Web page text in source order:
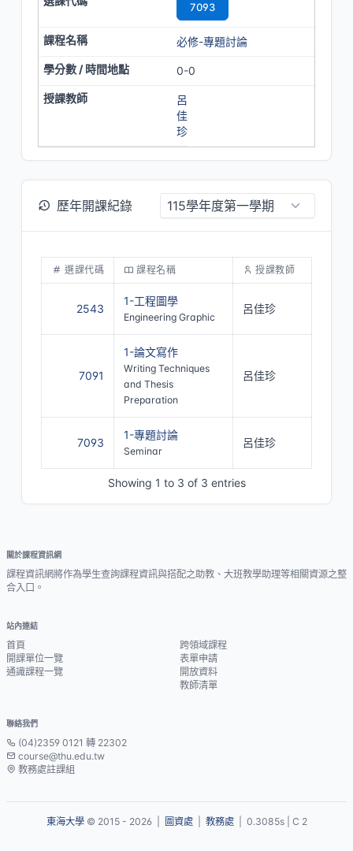
7093
必修-專題討論
0-0
呂
佳
珍
歷年開課紀錄
選課代碼 課程名稱 授課教師
2543
1-工程圖學
Engineering Graphic
呂佳珍
7091
1-論文寫作
Writing Techniques
and Thesis
Preparation
呂佳珍
7093
1-專題討論
Seminar
呂佳珍
Showing 1 to 3 of 3 entries
關於課程資訊網
課程資訊網將作為學生查詢課程資訊與搭配之助教、大班教學助理等相關資源之整
合入口。
站內連結
首頁
開課單位一覽
通識課程一覽
跨領域課程
表單申請
開放資料
教師清單
聯絡我們
(04)2359 0121 轉 22302
course@thu.edu.tw
教務處註課組
東海大學© 2015 - 2026 | 圖資處| 教務處| 0.3085s | C 2